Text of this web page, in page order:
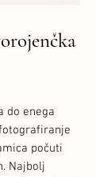
do enega
počuti
Najbolj